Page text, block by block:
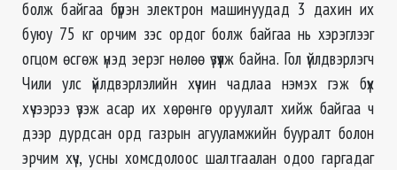
болж байгаа бүрэн электрон машинуудад 3 дахин их
буюу 75 кг орчим зэс ордог болж байгаа нь хэрэглээг
огцом өсгөж үнэд эерэг нөлөө үзүүлж байна. Гол үйлдвэрлэгч
Чили улс үйлдвэрлэлийн хүчин чадлаа нэмэх гэж бүх
хүчээрээ үзэж асар их хѳрѳнгѳ оруулалт хийж байгаа ч
дээр дурдсан орд газрын агууламжийн бууралт болон
эрчим хүч, усны хомсдолоос шалтгаалан одоо гаргадаг